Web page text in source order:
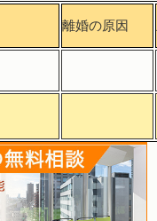
離婚の原因